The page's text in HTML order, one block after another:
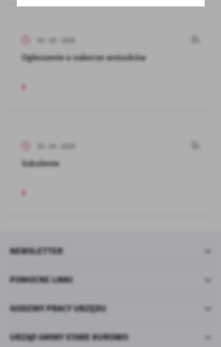
05 - 05 - 2026
Ogłoszenie o naborze wniosków
05 - 05 - 2026
Szkolenie
POMOCNE LINKI
NEWSLETTER
GODZINY PRACY URZĘDU
URZĄD GMINY STARE KUROWO